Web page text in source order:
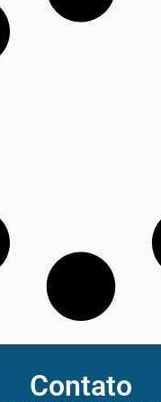
Contato